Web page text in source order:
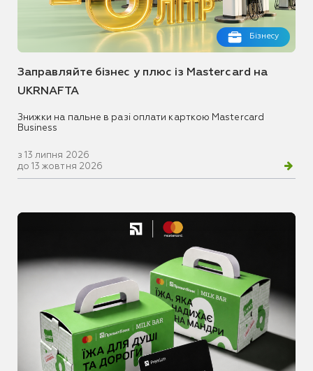
Бізнесу
Заправляйте бізнес у плюс із Mastercard на
UKRNAFTA
Знижки на пальне в разі оплати карткою Mastercard
Business
з 13 липня 2026
до 13 жовтня 2026